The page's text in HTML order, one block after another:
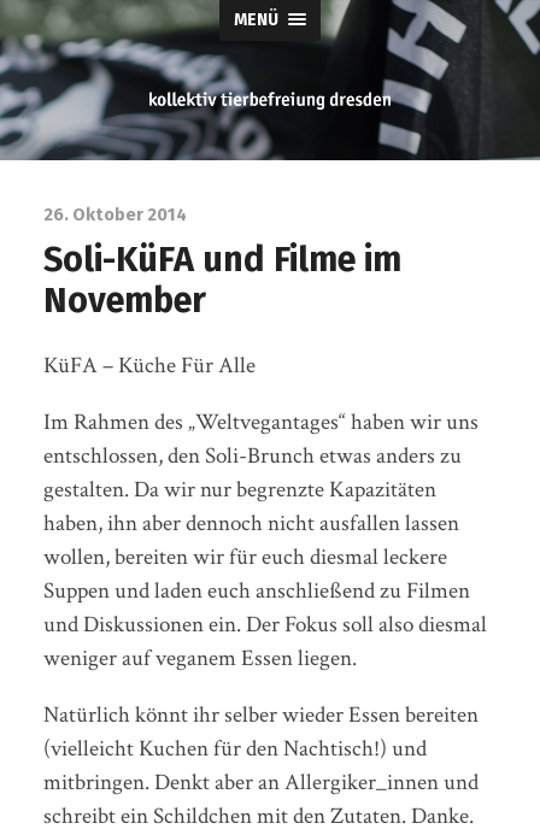
MENÜ
tierbefreiung
26. Oktober 2014
Soli-KüFA und Filme im
November
KüFA – Küche Für Alle
Im Rahmen des „Weltvegantages“ haben wir uns
entschlossen, den Soli-Brunch etwas anders zu
gestalten. Da wir nur begrenzte Kapazitäten
haben, ihn aber dennoch nicht ausfallen lassen
wollen, bereiten wir für euch diesmal leckere
Suppen und laden euch anschließend zu Filmen
und Diskussionen ein. Der Fokus soll also diesmal
weniger auf veganem Essen liegen.
Natürlich könnt ihr selber wieder Essen bereiten
(vielleicht Kuchen für den Nachtisch!) und
mitbringen. Denkt aber an Allergiker_innen und
schreibt ein Schildchen mit den Zutaten. Danke.